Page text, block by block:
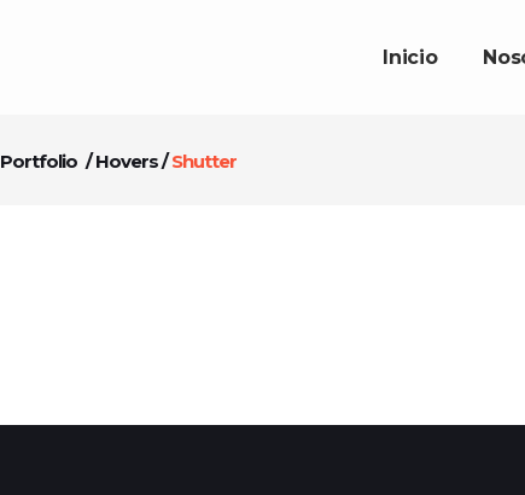
Inicio
Portfolio /Hovers/Shutter